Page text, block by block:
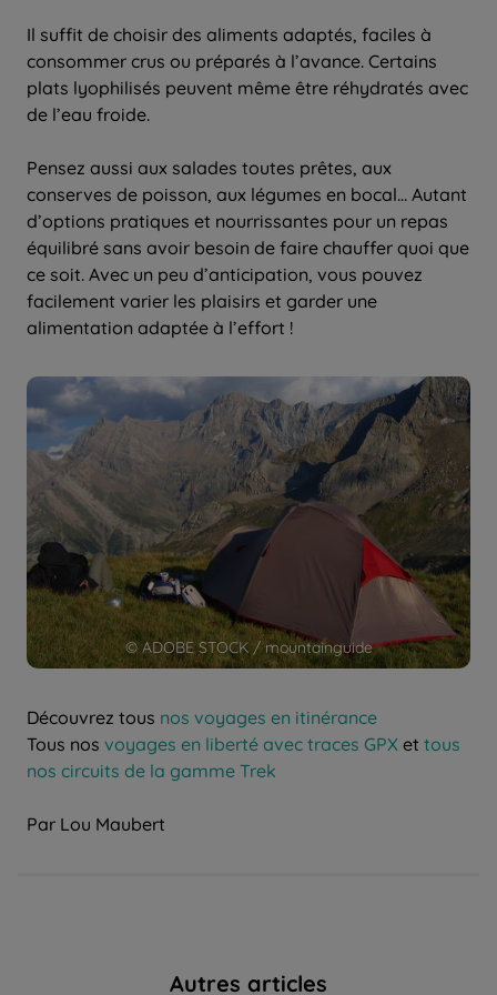
© ADOBE STOCK / mountainguide
Il suffit de choisir des aliments adaptés, faciles à
consommer crus ou préparés à l’avance. Certains
plats lyophilisés peuvent même être réhydratés avec
de l’eau froide.
Pensez aussi aux salades toutes prêtes, aux
conserves de poisson, aux légumes en bocal… Autant
d’options pratiques et nourrissantes pour un repas
équilibré sans avoir besoin de faire chauffer quoi que
ce soit. Avec un peu d’anticipation, vous pouvez
facilement varier les plaisirs et garder une
alimentation adaptée à l’effort !
Découvrez tous nos voyages en itinérance
Tous nos voyages en liberté avec traces GPX et tous
nos circuits de la gamme Trek
Par Lou Maubert
Autres articles